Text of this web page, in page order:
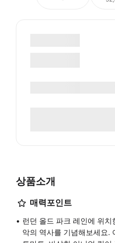
상품소개
매력포인트
런던 올드 파크 레인에 위
악의 역사를 기념해보세요.